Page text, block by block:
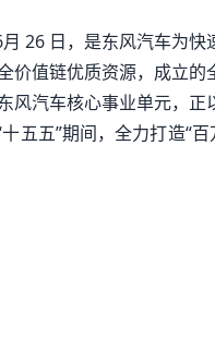
26 日，是东风汽车为
价值链优质资源，成立的
风汽车核心事业单元，正
五五”期间，全力打造“百